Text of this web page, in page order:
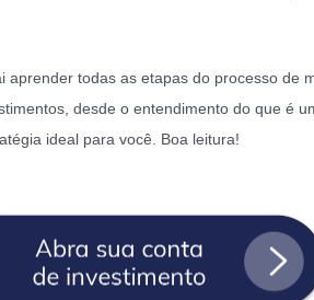
aprender todas as etapas do processo de
desde o entendimento do que é
ideal para você. Boa leitura!